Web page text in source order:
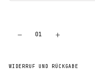
− 01 +
WIDERRUF UND RÜCKGABE